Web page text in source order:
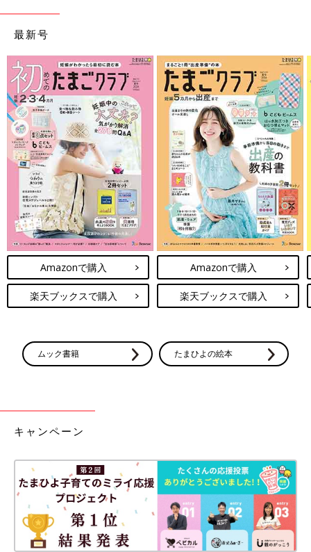
最新号
Amazonで購入
楽天ブックスで購入
Amazonで購入
楽天ブックスで購入
ムック書籍 たまひよの絵本
キャンペーン